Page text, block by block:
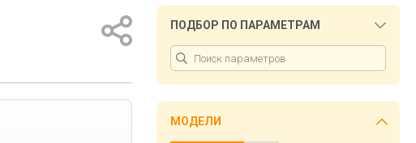
ПОДБОР ПО ПАРАМЕТРАМ
МОДЕЛИ